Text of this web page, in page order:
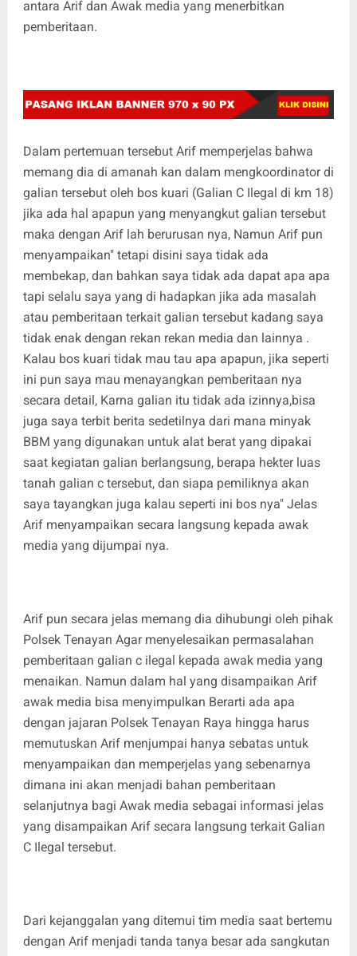
antara Arif dan Awak media yang menerbitkan
pemberitaan.
Dalam pertemuan tersebut Arif memperjelas bahwa
memang dia di amanah kan dalam mengkoordinator di
galian tersebut oleh bos kuari (Galian C Ilegal di km 18)
jika ada hal apapun yang menyangkut galian tersebut
maka dengan Arif lah berurusan nya, Namun Arif pun
menyampaikan" tetapi disini saya tidak ada
membekap, dan bahkan saya tidak ada dapat apa apa
tapi selalu saya yang di hadapkan jika ada masalah
atau pemberitaan terkait galian tersebut kadang saya
tidak enak dengan rekan rekan media dan lainnya .
Kalau bos kuari tidak mau tau apa apapun, jika seperti
ini pun saya mau menayangkan pemberitaan nya
secara detail, Karna galian itu tidak ada izinnya,bisa
juga saya terbit berita sedetilnya dari mana minyak
BBM yang digunakan untuk alat berat yang dipakai
saat kegiatan galian berlangsung, berapa hekter luas
tanah galian c tersebut, dan siapa pemiliknya akan
saya tayangkan juga kalau seperti ini bos nya" Jelas
Arif menyampaikan secara langsung kepada awak
media yang dijumpai nya.
Arif pun secara jelas memang dia dihubungi oleh pihak
Polsek Tenayan Agar menyelesaikan permasalahan
pemberitaan galian c ilegal kepada awak media yang
menaikan. Namun dalam hal yang disampaikan Arif
awak media bisa menyimpulkan Berarti ada apa
dengan jajaran Polsek Tenayan Raya hingga harus
memutuskan Arif menjumpai hanya sebatas untuk
menyampaikan dan memperjelas yang sebenarnya
dimana ini akan menjadi bahan pemberitaan
selanjutnya bagi Awak media sebagai informasi jelas
yang disampaikan Arif secara langsung terkait Galian
C Ilegal tersebut.
Dari kejanggalan yang ditemui tim media saat bertemu
dengan Arif menjadi tanda tanya besar ada sangkutan